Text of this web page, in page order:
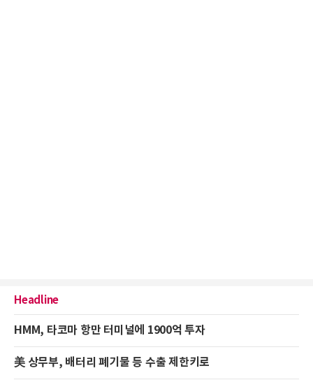
Headline
HMM, 타코마 항만 터미널에 1900억 투자
美 상무부, 배터리 폐기물 등 수출 제한키로